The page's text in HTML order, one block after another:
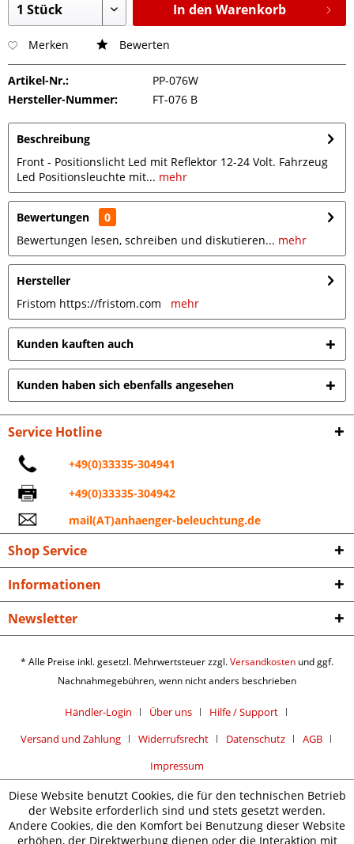
In den Warenkorb
Merken Bewerten
Artikel-Nr.:
PP-076W
Hersteller-Nummer:
FT-076 B
Beschreibung
Front - Positionslicht Led mit Reflektor 12-24 Volt. Fahrzeug
Led Positionsleuchte mit... mehr
Bewertungen
0
Bewertungen lesen, schreiben und diskutieren... mehr
Hersteller
Fristom https://fristom.com mehr
Kunden kauften auch
Kunden haben sich ebenfalls angesehen
Service Hotline
+49(0)33335-304941
+49(0)33335-304942
mail(AT)anhaenger-beleuchtung.de
Shop Service
Informationen
Newsletter
* Alle Preise inkl. gesetzl. Mehrwertsteuer zzgl.Versandkosten und ggf.
Nachnahmegebühren, wenn nicht anders beschrieben
Händler-Login Über uns
Hilfe / Support
Versand und Zahlung
Widerrufsrecht Datenschutz
AGB
Impressum
Diese Website benutzt Cookies, die für den technischen Betrieb
der Website erforderlich sind und stets gesetzt werden.
Andere Cookies, die den Komfort bei Benutzung dieser Website
erhöhen, der Direktwerbung dienen oder die Interaktion mit